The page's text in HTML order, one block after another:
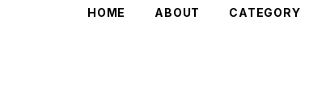
HOME ABOUT CATEGORY